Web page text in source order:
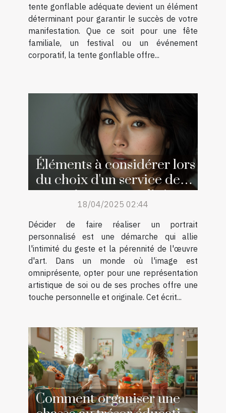
tente gonflable adéquate devient un élément
déterminant pour garantir le succès de votre
manifestation. Que ce soit pour une fête
familiale, un festival ou un événement
corporatif, la tente gonflable offre...
Éléments à considérer lors
du choix d'un service de
portraits personnalisés
18/04/2025 02:44
Décider de faire réaliser un portrait
personnalisé est une démarche qui allie
l'intimité du geste et la pérennité de l'œuvre
d'art. Dans un monde où l'image est
omniprésente, opter pour une représentation
artistique de soi ou de ses proches offre une
touche personnelle et originale. Cet écrit...
Comment organiser une